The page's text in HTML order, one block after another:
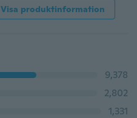
Visa produktinformation
9,378
2,802
1,331